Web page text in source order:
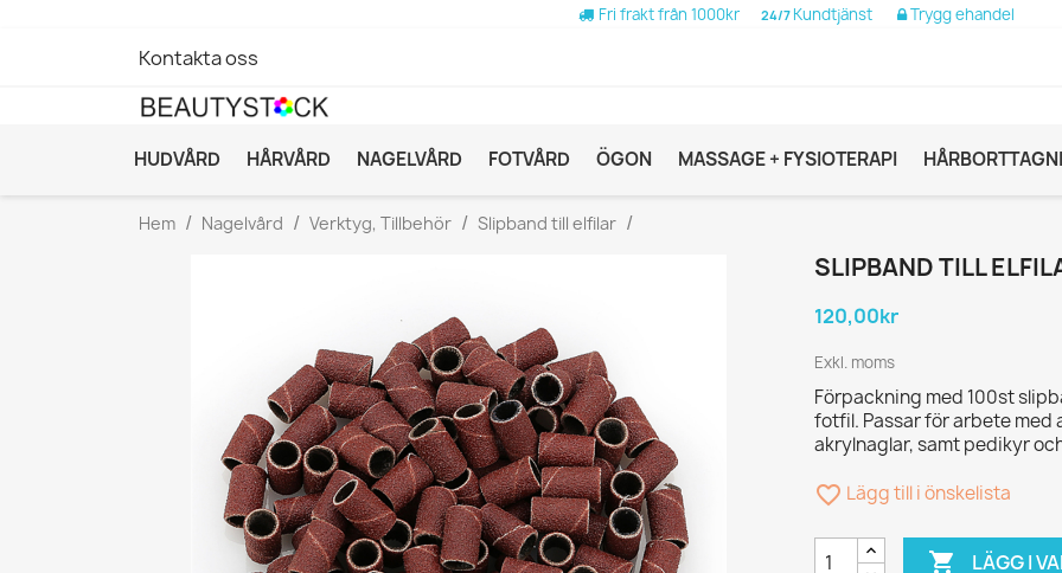
Fri frakt från 1000kr 24/7 Kundtjänst Trygg ehandel
Kontakta oss
HUDVÅRD HÅRVÅRD NAGELVÅRD FOTVÅRD ÖGON MASSAGE + FYSIOTERAPI
Hem Nagelvård Verktyg, Tillbehör Slipband till elfilar
SLIPBAND TILL
120,00kr
Exkl. moms
Förpackning med 100st
fotfil. Passar för arbete med
akrylnaglar, samt pedikyr
favorite_border Lägg till i önskelista
 LÄGG I